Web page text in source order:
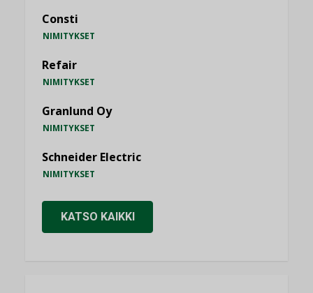
Consti
NIMITYKSET
Refair
NIMITYKSET
Granlund Oy
NIMITYKSET
Schneider Electric
NIMITYKSET
KATSO KAIKKI